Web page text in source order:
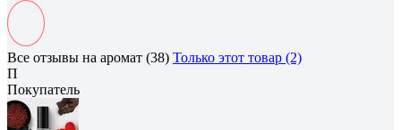
Все отзывы на аромат (38) Только этот товар (2)
П
Покупатель